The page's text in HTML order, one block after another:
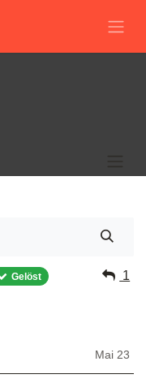
Gelöst 1
Mai 23